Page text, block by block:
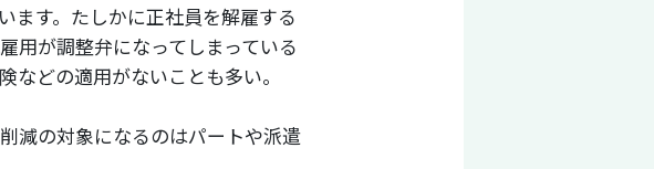
ます。たしかに正社員を解雇する
用が調整弁になってしまっている
どの適用がないことも多い。
減の対象になるのはパートや派遣